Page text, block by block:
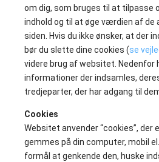
om dig, som bruges til at tilpasse
indhold og til at øge værdien af de
siden. Hvis du ikke ønsker, at der
bør du slette dine cookies (se
videre brug af websitet. Nedenfor
informationer der indsamles,
tredjeparter, der har adgang til
Cookies
Websitet anvender “cookies”, der
gemmes på din computer, mobil
formål at genkende den, huske